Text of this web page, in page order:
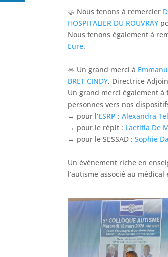
🤝 Nous tenons à remercier
HOSPITALIER DU ROUVRAY
Nous tenons également à
Eure.
🙏 Un grand merci à
BRET CINDY, Directrice
Un grand merci également
personnes vers nos
→ pour l’ESRP :Alexandra
→ pour le répit : Laetitia De
→ pour le SESSAD :Sophie
Un événement riche en
l’autisme associé au